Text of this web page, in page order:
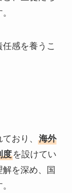
感を養うこ
おり、 海外
度を設けてい
を深め、国